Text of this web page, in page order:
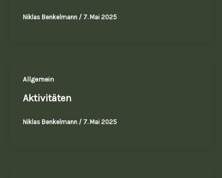
Niklas Benkelmann / 7. Mai 2025
Allgemein
Aktivitäten
Niklas Benkelmann / 7. Mai 2025